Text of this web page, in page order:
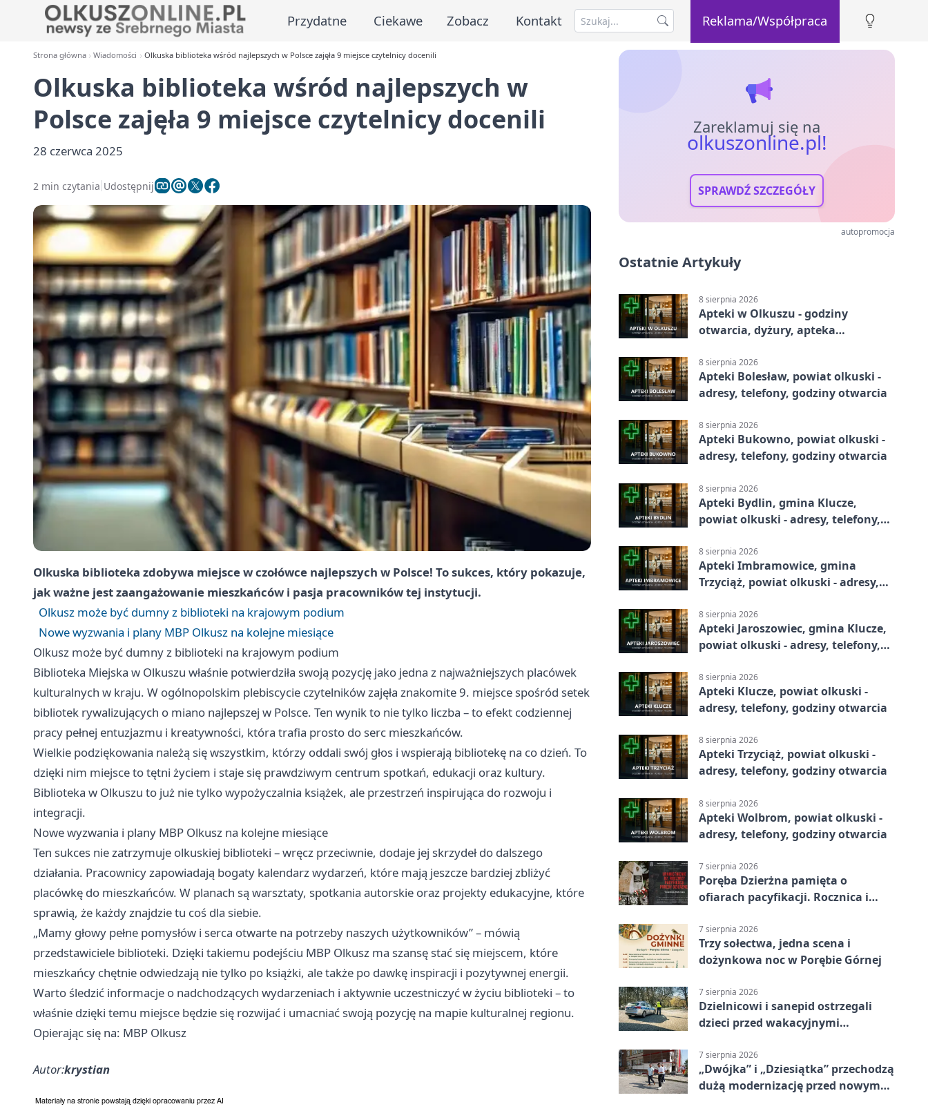
Przydatne Ciekawe Zobacz Kontakt Reklama/Współpraca
Strona główna Wiadomości Olkuska biblioteka wśród najlepszych w Polsce zajęła 9 miejsce czytelnicy docenili
Olkuska biblioteka wśród najlepszych w
Polsce zajęła 9 miejsce czytelnicy docenili
28 czerwca 2025
2 min czytania Udostępnij
Olkuska biblioteka zdobywa miejsce w czołówce najlepszych w Polsce! To sukces, który pokazuje,
jak ważne jest zaangażowanie mieszkańców i pasja pracowników tej instytucji.
Olkusz może być dumny z biblioteki na krajowym podium
Nowe wyzwania i plany MBP Olkusz na kolejne miesiące
Olkusz może być dumny z biblioteki na krajowym podium
Biblioteka Miejska w Olkuszu właśnie potwierdziła swoją pozycję jako jedna z najważniejszych placówek
kulturalnych w kraju. W ogólnopolskim plebiscycie czytelników zajęła znakomite 9. miejsce spośród setek
bibliotek rywalizujących o miano najlepszej w Polsce. Ten wynik to nie tylko liczba – to efekt codziennej
pracy pełnej entuzjazmu i kreatywności, która trafia prosto do serc mieszkańców.
Wielkie podziękowania należą się wszystkim, którzy oddali swój głos i wspierają bibliotekę na co dzień. To
dzięki nim miejsce to tętni życiem i staje się prawdziwym centrum spotkań, edukacji oraz kultury.
Biblioteka w Olkuszu to już nie tylko wypożyczalnia książek, ale przestrzeń inspirująca do rozwoju i
integracji.
Nowe wyzwania i plany MBP Olkusz na kolejne miesiące
Ten sukces nie zatrzymuje olkuskiej biblioteki – wręcz przeciwnie, dodaje jej skrzydeł do dalszego
działania. Pracownicy zapowiadają bogaty kalendarz wydarzeń, które mają jeszcze bardziej zbliżyć
placówkę do mieszkańców. W planach są warsztaty, spotkania autorskie oraz projekty edukacyjne, które
sprawią, że każdy znajdzie tu coś dla siebie.
„Mamy głowy pełne pomysłów i serca otwarte na potrzeby naszych użytkowników” – mówią
przedstawiciele biblioteki. Dzięki takiemu podejściu MBP Olkusz ma szansę stać się miejscem, które
mieszkańcy chętnie odwiedzają nie tylko po książki, ale także po dawkę inspiracji i pozytywnej energii.
Warto śledzić informacje o nadchodzących wydarzeniach i aktywnie uczestniczyć w życiu biblioteki – to
właśnie dzięki temu miejsce będzie się rozwijać i umacniać swoją pozycję na mapie kulturalnej regionu.
Opierając się na: MBP Olkusz
Autor:krystian
Zareklamuj się na
olkuszonline.pl!
SPRAWDŹ SZCZEGÓŁY
autopromocja
Ostatnie Artykuły
8 sierpnia 2026
Apteki w Olkuszu - godziny
otwarcia, dyżury, apteka
8 sierpnia 2026
Apteki Bolesław, powiat olkuski -
adresy, telefony, godziny otwarcia
8 sierpnia 2026
Apteki Bukowno, powiat olkuski -
adresy, telefony, godziny otwarcia
8 sierpnia 2026
Apteki Bydlin, gmina Klucze,
powiat olkuski - adresy, telefony,
8 sierpnia 2026
Apteki Imbramowice, gmina
Trzyciąż, powiat olkuski - adresy,
8 sierpnia 2026
Apteki Jaroszowiec, gmina Klucze,
powiat olkuski - adresy, telefony,
8 sierpnia 2026
Apteki Klucze, powiat olkuski -
adresy, telefony, godziny otwarcia
8 sierpnia 2026
Apteki Trzyciąż, powiat olkuski -
adresy, telefony, godziny otwarcia
8 sierpnia 2026
Apteki Wolbrom, powiat olkuski -
adresy, telefony, godziny otwarcia
7 sierpnia 2026
Poręba Dzierżna pamięta o
ofiarach pacyfikacji. Rocznica i
7 sierpnia 2026
Trzy sołectwa, jedna scena i
dożynkowa noc w Porębie Górnej
7 sierpnia 2026
Dzielnicowi i sanepid ostrzegali
dzieci przed wakacyjnymi
7 sierpnia 2026
„Dwójka” i „Dziesiątka” przechodzą
dużą modernizację przed nowym